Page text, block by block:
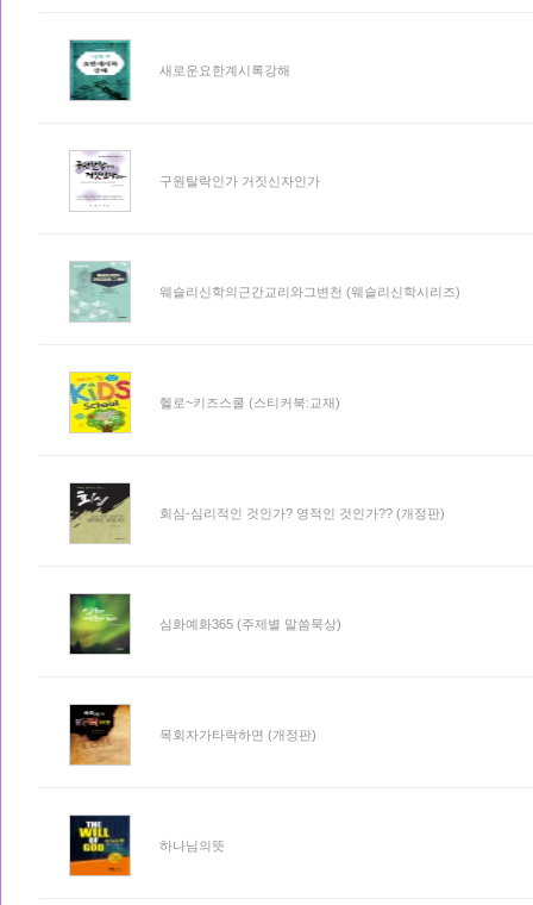
새로운요한계시록강해
구원탈락인가 거짓신자인가
웨슬리신학의근간교리와그변천 (웨슬리신학시리즈)
헬로~키즈스쿨 (스티커북:교재)
회심-심리적인 것인가? 영적인 것인가?? (개정판)
심화예화365 (주제별 말씀묵상)
목회자가타락하면 (개정판)
하나님의뜻